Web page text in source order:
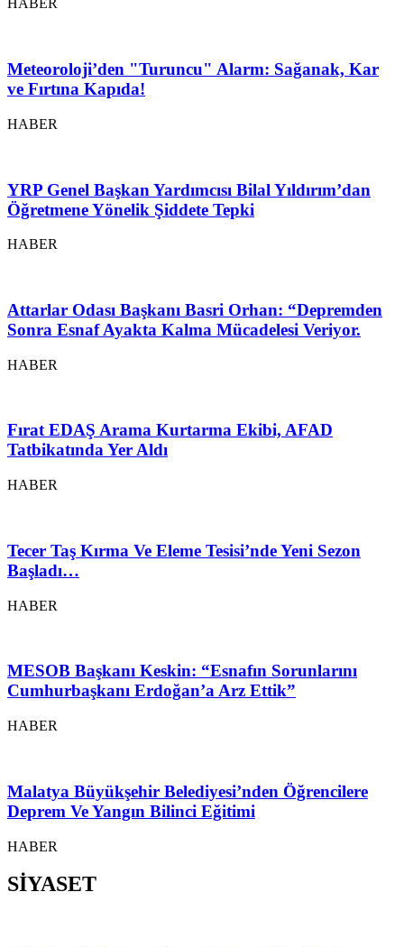
HABER
Meteoroloji’den "Turuncu" Alarm: Sağanak, Kar
ve Fırtına Kapıda!
HABER
YRP Genel Başkan Yardımcısı Bilal Yıldırım’dan
Öğretmene Yönelik Şiddete Tepki
HABER
Attarlar Odası Başkanı Basri Orhan: “Depremden
Sonra Esnaf Ayakta Kalma Mücadelesi Veriyor.
HABER
Fırat EDAŞ Arama Kurtarma Ekibi, AFAD
Tatbikatında Yer Aldı
HABER
Tecer Taş Kırma Ve Eleme Tesisi’nde Yeni Sezon
Başladı…
HABER
MESOB Başkanı Keskin: “Esnafın Sorunlarını
Cumhurbaşkanı Erdoğan’a Arz Ettik”
HABER
Malatya Büyükşehir Belediyesi’nden Öğrencilere
Deprem Ve Yangın Bilinci Eğitimi
HABER
SİYASET